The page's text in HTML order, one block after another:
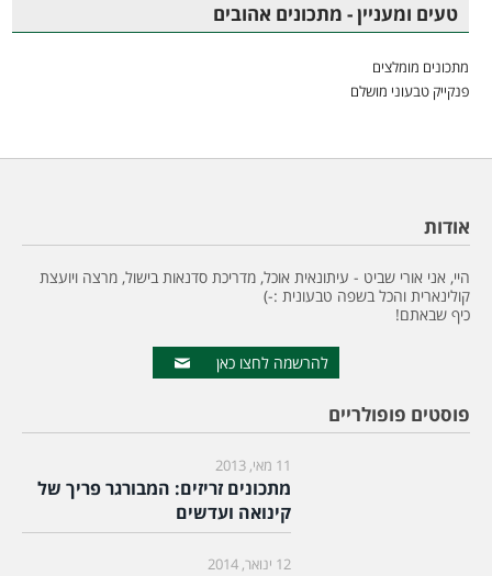
טעים ומעניין - מתכונים אהובים
מתכונים מומלצים
פנקייק טבעוני מושלם
אודות
היי, אני אורי שביט - עיתונאית אוכל, מדריכת סדנאות בישול, מרצה ויועצת
קולינארית והכל בשפה טבעונית :-)
כיף שבאתם!
להרשמה לחצו כאן
פוסטים פופולריים
11 מאי, 2013
מתכונים זריזים: המבורגר פריך של
קינואה ועדשים
12 ינואר, 2014